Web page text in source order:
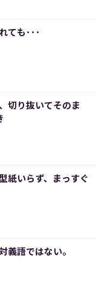
ても･･･
切り抜いてそのま
いらず、まっすぐ
義語ではない。